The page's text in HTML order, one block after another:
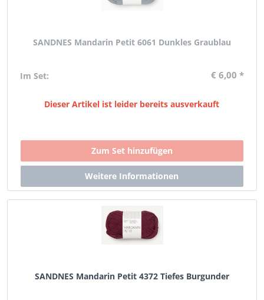
SANDNES Mandarin Petit 6061 Dunkles Graublau
Im Set: € 6,00 *
Dieser Artikel ist leider bereits ausverkauft
SANDNES Mandarin Petit 4372 Tiefes Burgunder